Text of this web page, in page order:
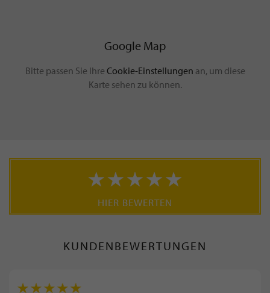
Google Map
Bitte passen Sie Ihre Cookie-Einstellungen an, um diese
Karte sehen zu können.
HIER BEWERTEN
KUNDENBEWERTUNGEN